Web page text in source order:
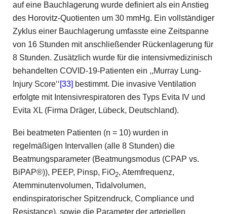
auf eine Bauchlagerung wurde definiert als ein Anstieg
des Horovitz-Quotienten um 30 mmHg. Ein vollständiger
Zyklus einer Bauchlagerung umfasste eine Zeitspanne
von 16 Stunden mit anschließender Rückenlagerung für
8 Stunden. Zusätzlich wurde für die intensivmedizinisch
behandelten COVID-19-Patienten ein ,,Murray Lung-
Injury Score‘‘[33] bestimmt. Die invasive Ventilation
erfolgte mit Intensivrespiratoren des Typs Evita IV und
Evita XL (Firma Dräger, Lübeck, Deutschland).
Bei beatmeten Patienten (n = 10) wurden in
regelmäßigen Intervallen (alle 8 Stunden) die
Beatmungsparameter (Beatmungsmodus (CPAP vs.
BiPAP®)), PEEP, Pinsp, FiO2, Atemfrequenz,
Atemminutenvolumen, Tidalvolumen,
endinspiratorischer Spitzendruck, Compliance und
Resistance), sowie die Parameter der arteriellen